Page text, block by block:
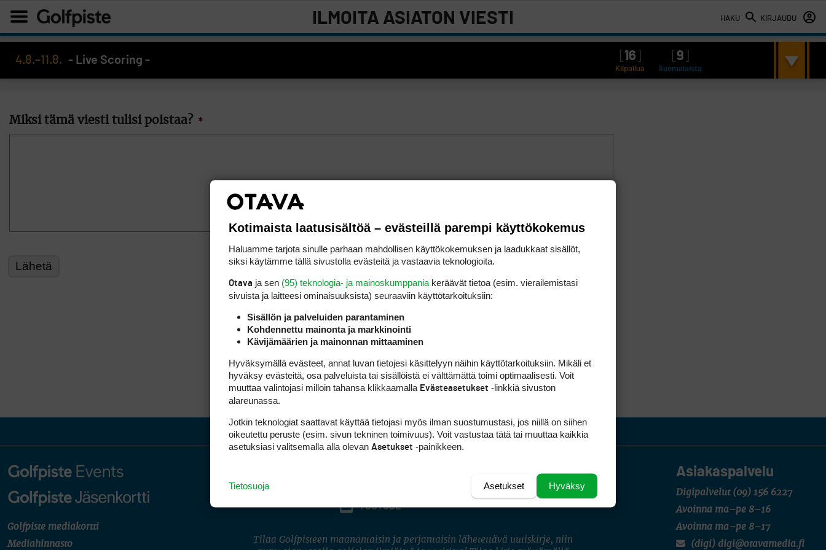
HAKU KIRJAUDU
ILMOITA ASIATON VIESTI
4.8.–11.8. - Live Scoring - 16 9
Kilpailua Suomalaista
Miksi tämä viesti tulisi poistaa? *
Golfpiste mediakortti
Mediahinnasto
Asiakaspalvelu
Digipalvelut (09) 156 6227
Avoinna ma–pe 8–16
Avoinna ma–pe 8–17
(digi) digi@otavamedia.fi
INSTAGRAM
YOUTUBE
Tilaa Golfpisteen maanantaisin ja perjantaisin lähetettävä uutiskirje, niin
Kotimaista laatusisältöä – evästeillä parempi käyttökokemus
Haluamme tarjota sinulle parhaan mahdollisen käyttökokemuksen ja laadukkaat sisällöt,
siksi käytämme tällä sivustolla evästeitä ja vastaavia teknologioita.
Otava ja sen (95) teknologia- ja mainoskumppania keräävät tietoa (esim. vierailemis­tasi
sivuista ja laitteesi ominaisuuk­sista) seuraaviin käyttötarkoituksiin:
Sisällön ja palveluiden parantaminen
Kohdennettu mainonta ja markkinointi
Kävijämäärien ja mainonnan mittaaminen
Hyväksymällä evästeet, annat luvan tietojesi käsittelyyn näihin käyttötarkoituksiin. Mikäli et
hyväksy evästeitä, osa palveluista tai sisällöistä ei välttämättä toimi optimaalisesti. Voit
muuttaa valintojasi milloin tahansa klikkaamalla Evästeasetukset -linkkiä sivuston
alareunassa.
Jotkin teknologiat saattavat käyttää tietojasi myös ilman suostumustasi, jos niillä on siihen
oikeutettu peruste (esim. sivun tekninen toimivuus). Voit vastustaa tätä tai muuttaa kaikkia
asetuksiasi valitsemalla alla olevan Asetukset -painikkeen.
Hyväksy
Asetukset
Tietosuoja